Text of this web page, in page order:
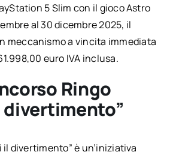
5 Slim con il gioco Astro
al 30 dicembre 2025, il
meccanismo a vincita immediata
euro IVA inclusa.
Ringo
divertimento”
il divertimento” è un’iniziativa